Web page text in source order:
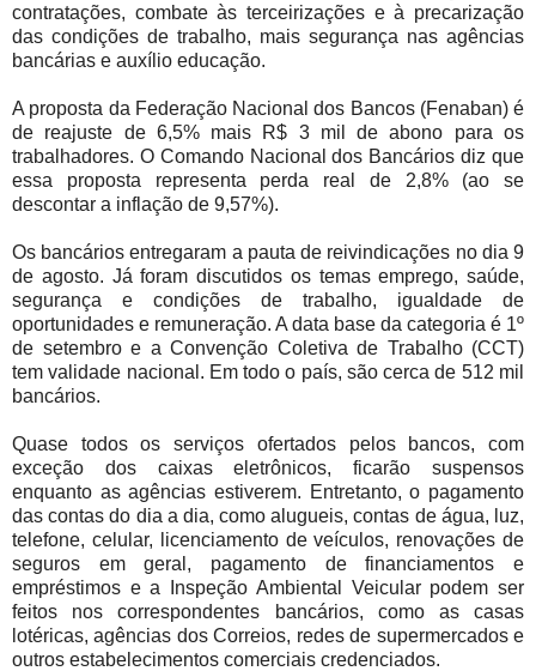
contratações, combate às terceirizações e à precarização
das condições de trabalho, mais segurança nas agências
bancárias e auxílio educação.
A proposta da Federação Nacional dos Bancos (Fenaban) é
de reajuste de 6,5% mais R$ 3 mil de abono para os
trabalhadores. O Comando Nacional dos Bancários diz que
essa proposta representa perda real de 2,8% (ao se
descontar a inflação de 9,57%).
Os bancários entregaram a pauta de reivindicações no dia 9
de agosto. Já foram discutidos os temas emprego, saúde,
segurança e condições de trabalho, igualdade de
oportunidades e remuneração. A data base da categoria é 1º
de setembro e a Convenção Coletiva de Trabalho (CCT)
tem validade nacional. Em todo o país, são cerca de 512 mil
bancários.
Quase todos os serviços ofertados pelos bancos, com
exceção dos caixas eletrônicos, ficarão suspensos
enquanto as agências estiverem. Entretanto, o pagamento
das contas do dia a dia, como alugueis, contas de água, luz,
telefone, celular, licenciamento de veículos, renovações de
seguros em geral, pagamento de financiamentos e
empréstimos e a Inspeção Ambiental Veicular podem ser
feitos nos correspondentes bancários, como as casas
lotéricas, agências dos Correios, redes de supermercados e
outros estabelecimentos comerciais credenciados.